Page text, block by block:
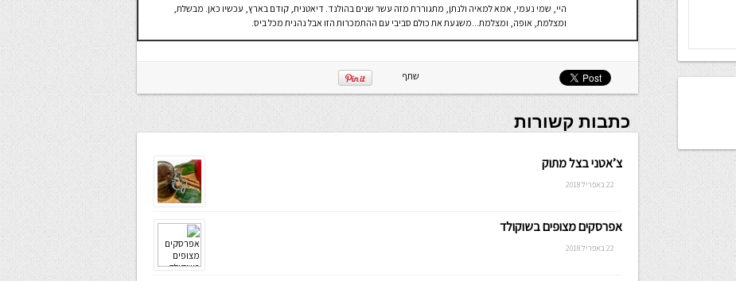
היי, שמי נעמי, אמא למאיה ולנתן, מתגוררת מזה עשר שנים בהולנד. דיאטנית, קודם בארץ, עכשיו כאן. מבשלת,
ומצלמת, אופה, ומצלמת...משגעת את כולם סביבי עם ההתמכרות הזו אבל נהנית מכל ביס.
שתף
כתבות קשורות
צ’אטני בצל מתוק
22 באפריל 2018
אפרסקים מצופים בשוקולד
22 באפריל 2018